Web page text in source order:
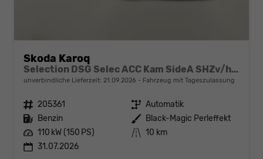
Skoda Karoq
Selection DSG Selec ACC Kam SideA SHZv/h Kessy SunS
unverbindliche Lieferzeit: 21.09.2026 Fahrzeug mit Tageszulassung
Fahrzeugnr. 205361 Getriebe Automatik
Kraftstoff Benzin Außenfarbe Black-Magic Perleffekt
Leistung 110 kW (150 PS) Kilometerstand 10 km
31.07.2026